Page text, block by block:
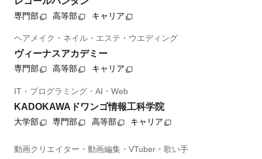
専門部 高等部 キャリア
ヘアメイク・ネイル・エステ・ウエディング
ヴィーナスアカデミー
専門部 高等部 キャリア
IT・プログラミング・AI・Web
KADOKAWAドワンゴ情報工科学院
大学部 専門部 高等部 キャリア
動画クリエイター・動画編集・VTuber・歌い手